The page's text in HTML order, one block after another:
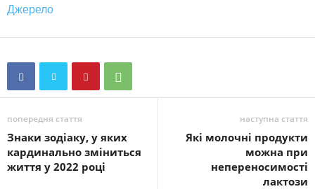
Джерело
попередня стаття
Знаки зодіаку, у яких
кардинально зміниться
життя у 2022 році
наступна стаття
Які молочні продукти
можна при
непереносимості
лактози